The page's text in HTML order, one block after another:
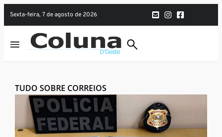
sexta-feira, 7 de agosto de 2026
TUDO SOBRE CORREIOS